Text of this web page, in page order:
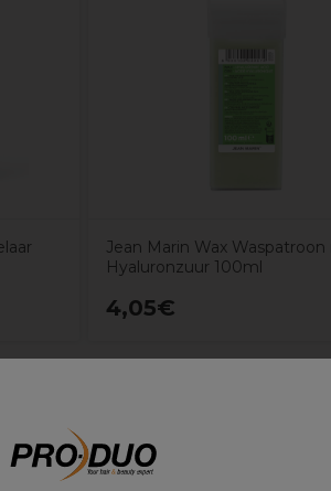
Jean Marin Wax
Hyaluronzuur 100ml
4,05€